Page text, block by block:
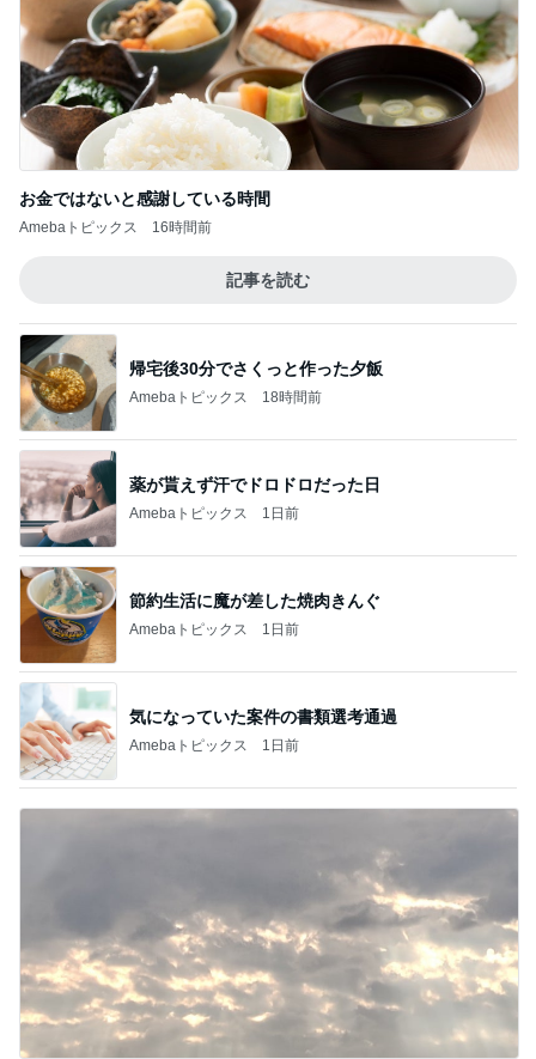
お金ではないと感謝している時間
Amebaトピックス 16時間前
記事を読む
帰宅後30分でさくっと作った夕飯
Amebaトピックス 18時間前
薬が貰えず汗でドロドロだった日
Amebaトピックス 1日前
節約生活に魔が差した焼肉きんぐ
Amebaトピックス 1日前
気になっていた案件の書類選考通過
Amebaトピックス 1日前